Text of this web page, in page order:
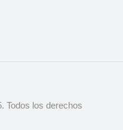
Todos los derechos